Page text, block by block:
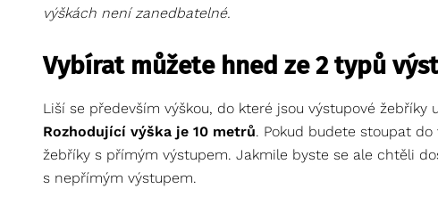
výškách není zanedbatelné.
Vybírat můžete hned ze 2 typů
Liší se především výškou, do které jsou výstupové
Rozhodující výška je 10 metrů. Pokud budete stoupat
žebříky s přímým výstupem. Jakmile byste se ale chtěli
s nepřímým výstupem.